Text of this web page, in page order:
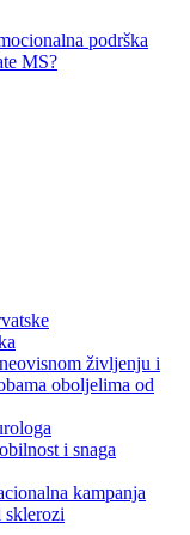
podrška
MS?
življenju i
oboljelima od
i snaga
kampanja
sklerozi